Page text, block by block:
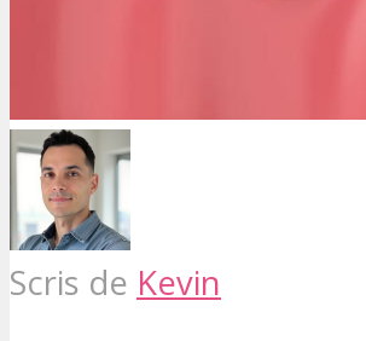
Scris de Kevin